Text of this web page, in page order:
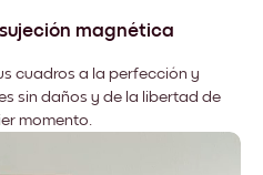
magnética
cuadros a la perfección y
sin daños y de la libertad de
momento.